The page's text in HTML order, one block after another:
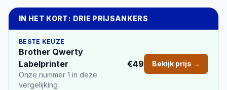
IN HET KORT: DRIE PRIJSANKERS
BESTE KEUZE
Brother Qwerty
Labelprinter
Onze nummer 1 in deze
vergelijking
€49 Bekijk prijs →